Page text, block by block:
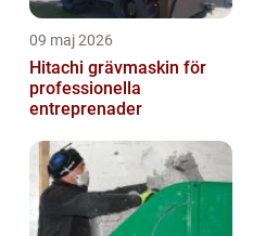
09 maj 2026
Hitachi grävmaskin för
professionella
entreprenader